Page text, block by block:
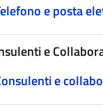
e posta
e
e